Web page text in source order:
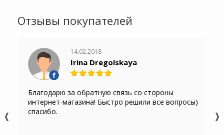
Отзывы покупателей
14.02.2018
Irina Dregolskaya
Благодарю за обратную связь со стороны
интернет-магазина! Быстро решили все вопросы)
спасибо.